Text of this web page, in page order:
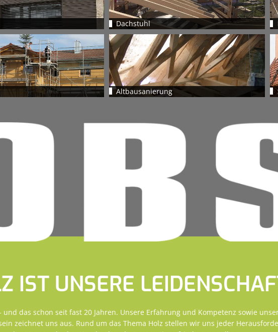
Dachstuhl
Altbausanierung
IST UNSERE
und das schon seit fast 20 Jahren. Unsere Erfahrung und Kompetenz sowie
zeichnet uns aus. Rund um das Thema Holz stellen wir uns jeder